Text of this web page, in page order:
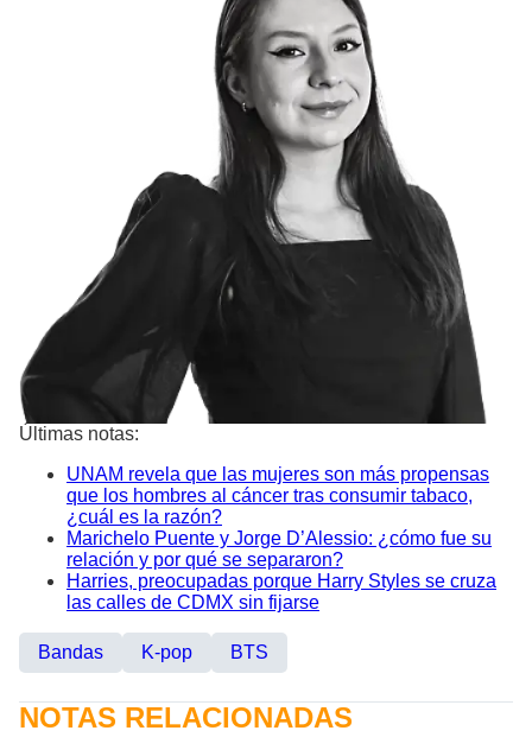
Últimas notas:
UNAM revela que las mujeres son más propensas
que los hombres al cáncer tras consumir tabaco,
¿cuál es la razón?
Marichelo Puente y Jorge D’Alessio: ¿cómo fue su
relación y por qué se separaron?
Harries, preocupadas porque Harry Styles se cruza
las calles de CDMX sin fijarse
Bandas K-pop BTS
NOTAS RELACIONADAS